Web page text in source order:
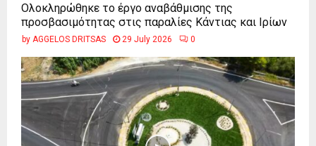
Ολοκληρώθηκε το έργο αναβάθμισης της
προσβασιμότητας στις παραλίες Κάντιας και Ιρίων
by AGGELOS DRITSAS 29 July 2026 0